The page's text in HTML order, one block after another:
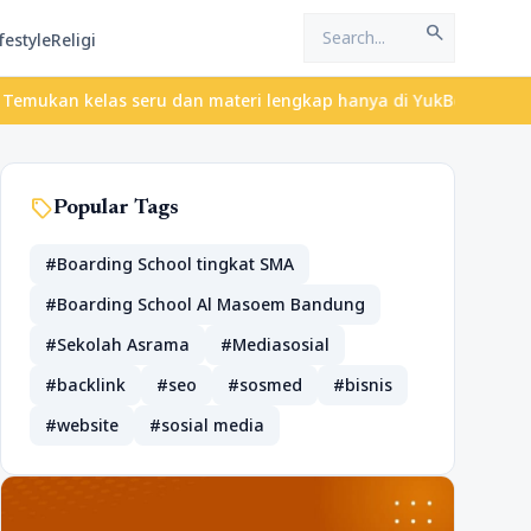
Religi search
seru dan materi lengkap hanya di YukBelajar.com.
sellPopular Tags
#Boarding School tingkat SMA
#Boarding School Al Masoem Bandung
#Sekolah Asrama
#Mediasosial
#backlink
#seo #sosmed
#bisnis
#website
#sosial media